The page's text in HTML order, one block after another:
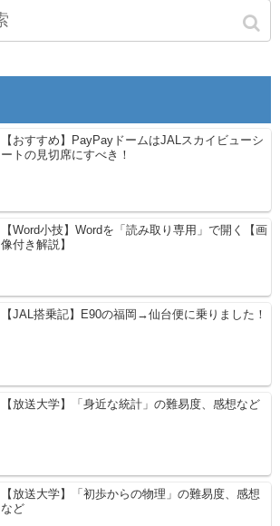
【おすすめ】PayPayドームはJALスカイビューシ
ートの見切席にすべき！
【Word小技】Wordを「読み取り専用」で開く【画
像付き解説】
【JAL搭乗記】E90の福岡→仙台便に乗りました！
【放送大学】「身近な統計」の難易度、感想など
【放送大学】「初歩からの物理」の難易度、感想
など